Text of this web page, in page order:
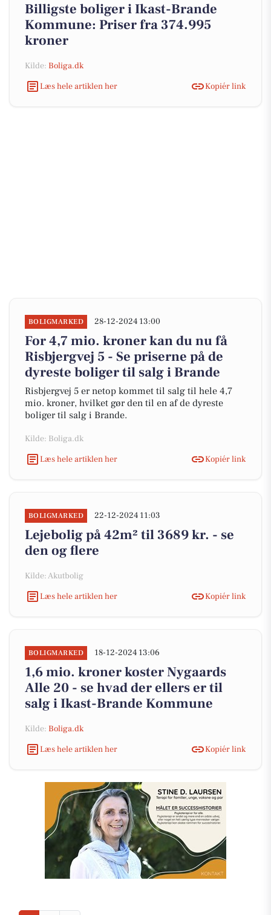
Billigste boliger i Ikast-Brande
Kommune: Priser fra 374.995
kroner
Kilde: Boliga.dk
Læs hele artiklen her
Kopiér link
BOLIGMARKED 28-12-2024 13:00
For 4,7 mio. kroner kan du nu få
Risbjergvej 5 - Se priserne på de
dyreste boliger til salg i Brande
Risbjergvej 5 er netop kommet til salg til hele 4,7
mio. kroner, hvilket gør den til en af de dyreste
boliger til salg i Brande.
Kilde: Boliga.dk
Læs hele artiklen her
Kopiér link
BOLIGMARKED 22-12-2024 11:03
Lejebolig på 42m² til 3689 kr. - se
den og flere
Kilde: Akutbolig
Læs hele artiklen her
Kopiér link
BOLIGMARKED 18-12-2024 13:06
1,6 mio. kroner koster Nygaards
Alle 20 - se hvad der ellers er til
salg i Ikast-Brande Kommune
Kilde: Boliga.dk
Læs hele artiklen her
Kopiér link